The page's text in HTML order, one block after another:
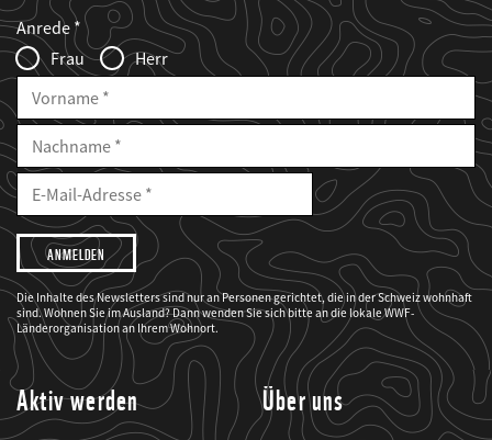
Web2Case
Infofelder
Fieldset
anrede_name
Anrede
Frau
Herr
Vorname
Nachname
E-
Mailadresse
E-
Adresse
Ich
möchte,
dass
der
WWF
mich
über
seine
Projekte
informiert.
Die Inhalte des Newsletters sind nur an Personen gerichtet, die in der Schweiz wohnhaft
sind. Wohnen Sie im Ausland? Dann wenden Sie sich bitte an die lokale WWF-
Länderorganisation an Ihrem Wohnort.
Aktiv werden Über uns